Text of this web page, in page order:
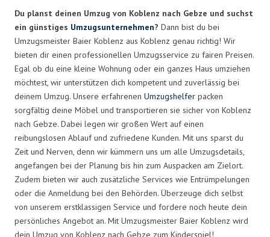
Du planst deinen Umzug von Koblenz nach Gebze und suchst
ein günstiges Umzugsunternehmen? Dann bist du bei
Umzugsmeister Baier Koblenz aus Koblenz genau richtig! Wir
bieten dir einen professionellen Umzugsservice zu fairen Preisen.
Egal ob du eine kleine Wohnung oder ein ganzes Haus umziehen
möchtest, wir unterstützen dich kompetent und zuverlässig bei
deinem Umzug. Unsere erfahrenen Umzugshelfer packen
sorgfältig deine Möbel und transportieren sie sicher von Koblenz
nach Gebze. Dabei legen wir großen Wert auf einen
reibungslosen Ablauf und zufriedene Kunden. Mit uns sparst du
Zeit und Nerven, denn wir kümmern uns um alle Umzugsdetails,
angefangen bei der Planung bis hin zum Auspacken am Zielort.
Zudem bieten wir auch zusätzliche Services wie Entrümpelungen
oder die Anmeldung bei den Behörden. Überzeuge dich selbst
von unserem erstklassigen Service und fordere noch heute dein
persönliches Angebot an. Mit Umzugsmeister Baier Koblenz wird
dein Umzug von Koblenz nach Gebze zum Kinderspiel!